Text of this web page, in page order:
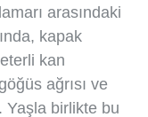
arasındaki
kapak
kan
ağrısı ve
Yaşla birlikte bu